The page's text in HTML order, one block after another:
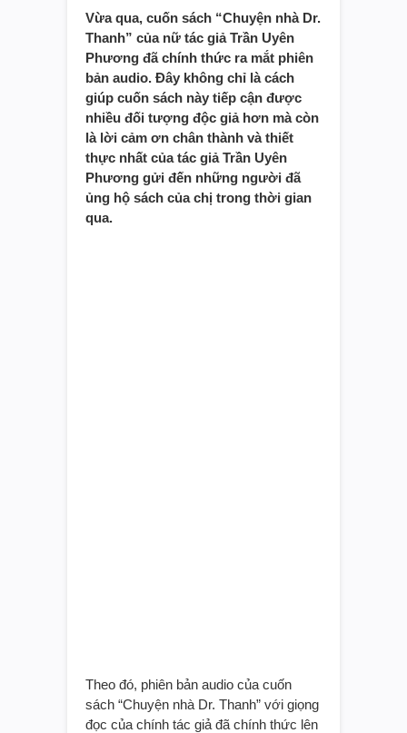
Vừa qua, cuốn sách “Chuyện nhà Dr.
Thanh” của nữ tác giả Trần Uyên
Phương đã chính thức ra mắt phiên
bản audio. Đây không chỉ là cách
giúp cuốn sách này tiếp cận được
nhiều đối tượng độc giả hơn mà còn
là lời cảm ơn chân thành và thiết
thực nhất của tác giả Trần Uyên
Phương gửi đến những người đã
ủng hộ sách của chị trong thời gian
qua.
Theo đó, phiên bản audio của cuốn
sách “Chuyện nhà Dr. Thanh” với giọng
đọc của chính tác giả đã chính thức lên